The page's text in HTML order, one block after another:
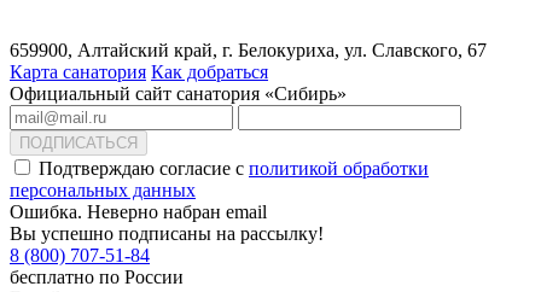
659900, Алтайский край, г. Белокуриха, ул. Славского, 67
Карта санатория Как добраться
Официальный сайт санатория «Сибирь»
ПОДПИСАТЬСЯ
Подтверждаю согласие с политикой обработки
персональных данных
Ошибка. Неверно набран email
Вы успешно подписаны на рассылку!
8 (800) 707-51-84
бесплатно по России